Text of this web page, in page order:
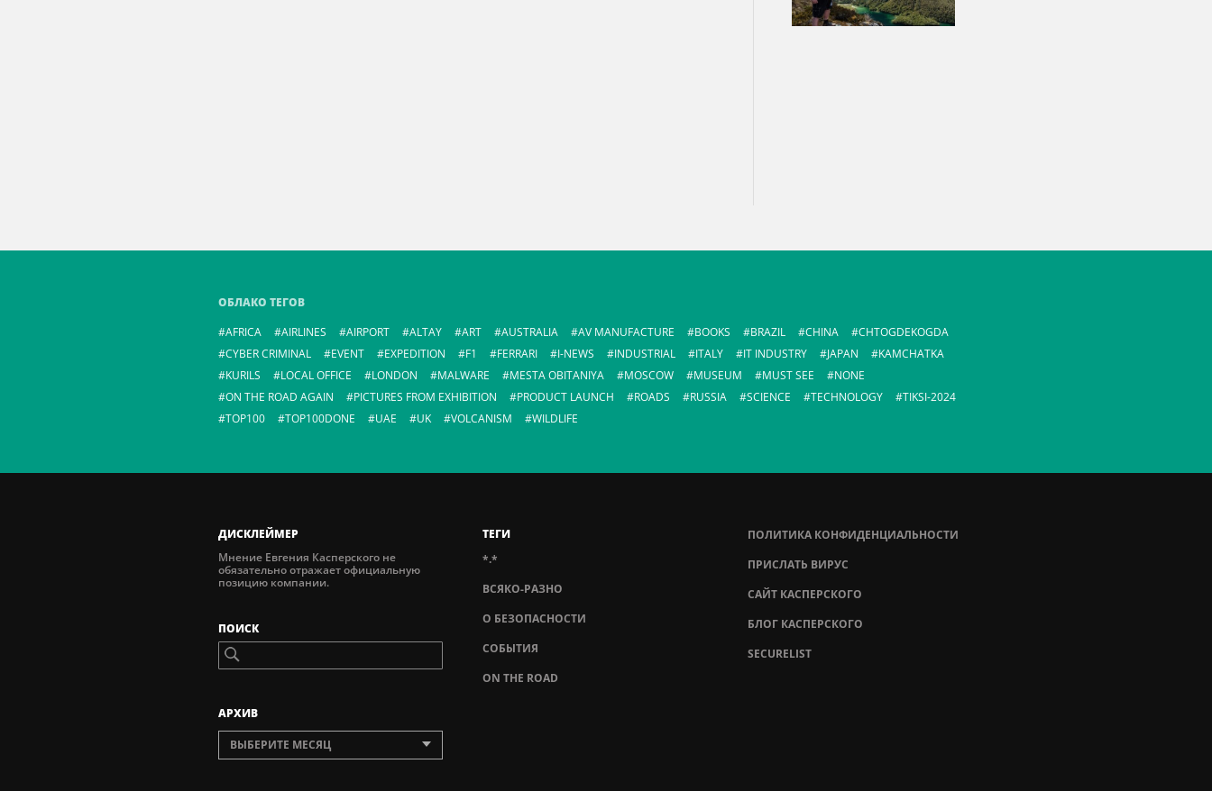
ОБЛАКО ТЕГОВ
AFRICA
AIRLINES AIRPORT ALTAY ART AUSTRALIA AV MANUFACTURE BOOKS BRAZIL CHINA
CHTOGDEKOGDA
CYBER CRIMINAL
EVENT EXPEDITION F1 FERRARI I-NEWS INDUSTRIAL ITALY IT INDUSTRY JAPAN
KAMCHATKA
KURILS
LOCAL OFFICE LONDON MALWARE MESTA OBITANIYA MOSCOW MUSEUM MUST SEE
NONE
ON THE ROAD AGAIN
PICTURES FROM EXHIBITION PRODUCT LAUNCH ROADS RUSSIA SCIENCE TECHNOLOGY
TIKSI-2024
TOP100
TOP100DONE UAE UK VOLCANISM WILDLIFE
ДИСКЛЕЙМЕР
Мнение Евгения Касперского не
обязательно отражает официальную
позицию компании.
ПОИСК
AРХИВ
ВЫБЕРИТЕ МЕСЯЦ
ТЕГИ
*.*
ВСЯКО-РАЗНО
О БЕЗОПАСНОСТИ
СОБЫТИЯ
ON THE ROAD
ПОЛИТИКА КОНФИДЕНЦИАЛЬНОСТИ
ПРИСЛАТЬ ВИРУС
САЙТ КАСПЕРСКОГО
БЛОГ КАСПЕРСКОГО
SECURELIST